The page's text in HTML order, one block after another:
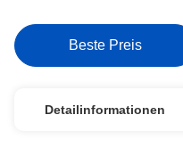
Beste Preis
Detailinformationen